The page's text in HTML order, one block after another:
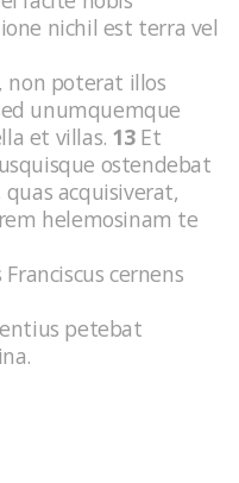
nichil est terra vel
non poterat illos
unumquemque
et villas. 13Et
ostendebat
acquisiverat,
helemosinam te
cernens
petebat